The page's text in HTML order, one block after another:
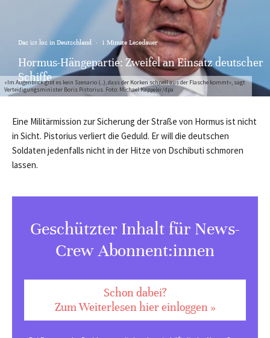
«Im Augenblick gibt es kein Szenario (...), dass der Korken schnell aus der Flasche kommt», sagt
Verteidigungsminister Boris Pistorius. Foto: Michael Kappeler/dpa
Das ist los in Deutschland · 1 Minute Lesedauer
Hormus-Hängepartie: Zweifel an Einsatz deutscher
Schiffe
Eine Militärmission zur Sicherung der Straße von Hormus ist nicht
in Sicht. Pistorius verliert die Geduld. Er will die deutschen
Soldaten jedenfalls nicht in der Hitze von Dschibuti schmoren
lassen.
Geschützter Inhalt für News-
Crew Abonnent:innen
Schon dabei?
Zum Weiterlesen hier einloggen »